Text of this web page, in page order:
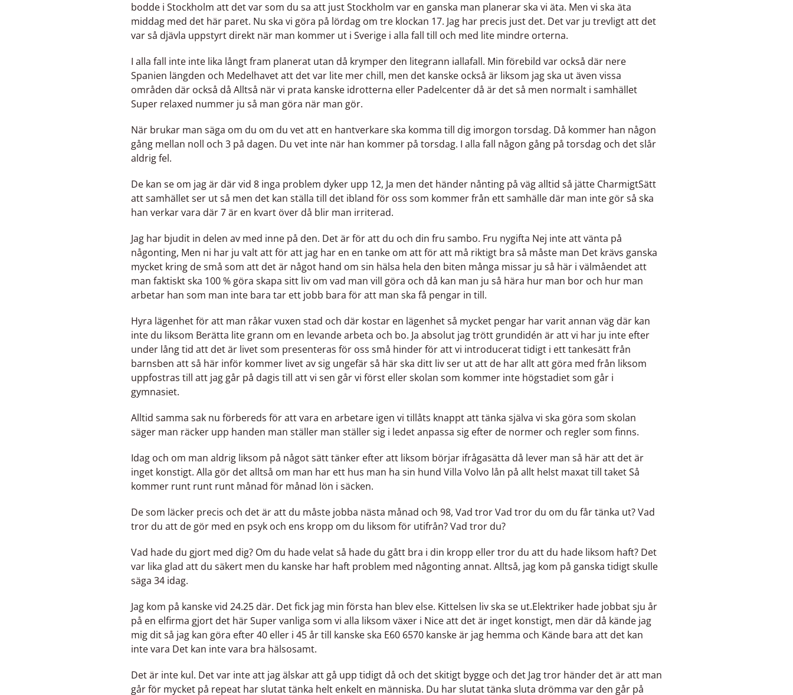
bodde i Stockholm att det var som du sa att just Stockholm var en ganska man planerar ska vi äta. Men vi ska äta
middag med det här paret. Nu ska vi göra på lördag om tre klockan 17. Jag har precis just det. Det var ju trevligt att det
var så djävla uppstyrt direkt när man kommer ut i Sverige i alla fall till och med lite mindre orterna.
I alla fall inte inte lika långt fram planerat utan då krymper den litegrann iallafall. Min förebild var också där nere
Spanien längden och Medelhavet att det var lite mer chill, men det kanske också är liksom jag ska ut även vissa
områden där också då Alltså när vi prata kanske idrotterna eller Padelcenter då är det så men normalt i samhället
Super relaxed nummer ju så man göra när man gör.
När brukar man säga om du om du vet att en hantverkare ska komma till dig imorgon torsdag. Då kommer han någon
gång mellan noll och 3 på dagen. Du vet inte när han kommer på torsdag. I alla fall någon gång på torsdag och det slår
aldrig fel.
De kan se om jag är där vid 8 inga problem dyker upp 12, Ja men det händer nånting på väg alltid så jätte CharmigtSätt
att samhället ser ut så men det kan ställa till det ibland för oss som kommer från ett samhälle där man inte gör så ska
han verkar vara där 7 är en kvart över då blir man irriterad.
Jag har bjudit in delen av med inne på den. Det är för att du och din fru sambo. Fru nygifta Nej inte att vänta på
någonting, Men ni har ju valt att för att jag har en en tanke om att för att må riktigt bra så måste man Det krävs ganska
mycket kring de små som att det är något hand om sin hälsa hela den biten många missar ju så här i välmåendet att
man faktiskt ska 100 % göra skapa sitt liv om vad man vill göra och då kan man ju så hära hur man bor och hur man
arbetar han som man inte bara tar ett jobb bara för att man ska få pengar in till.
Hyra lägenhet för att man råkar vuxen stad och där kostar en lägenhet så mycket pengar har varit annan väg där kan
inte du liksom Berätta lite grann om en levande arbeta och bo. Ja absolut jag trött grundidén är att vi har ju inte efter
under lång tid att det är livet som presenteras för oss små hinder för att vi introducerat tidigt i ett tankesätt från
barnsben att så här inför kommer livet av sig ungefär så här ska ditt liv ser ut att de har allt att göra med från liksom
uppfostras till att jag går på dagis till att vi sen går vi först eller skolan som kommer inte högstadiet som går i
gymnasiet.
Alltid samma sak nu förbereds för att vara en arbetare igen vi tillåts knappt att tänka själva vi ska göra som skolan
säger man räcker upp handen man ställer man ställer sig i ledet anpassa sig efter de normer och regler som finns.
Idag och om man aldrig liksom på något sätt tänker efter att liksom börjar ifrågasätta då lever man så här att det är
inget konstigt. Alla gör det alltså om man har ett hus man ha sin hund Villa Volvo lån på allt helst maxat till taket Så
kommer runt runt runt månad för månad lön i säcken.
De som läcker precis och det är att du måste jobba nästa månad och 98, Vad tror Vad tror du om du får tänka ut? Vad
tror du att de gör med en psyk och ens kropp om du liksom för utifrån? Vad tror du?
Vad hade du gjort med dig? Om du hade velat så hade du gått bra i din kropp eller tror du att du hade liksom haft? Det
var lika glad att du säkert men du kanske har haft problem med någonting annat. Alltså, jag kom på ganska tidigt skulle
säga 34 idag.
Jag kom på kanske vid 24.25 där. Det fick jag min första han blev else. Kittelsen liv ska se ut.Elektriker hade jobbat sju år
på en elfirma gjort det här Super vanliga som vi alla liksom växer i Nice att det är inget konstigt, men där då kände jag
mig dit så jag kan göra efter 40 eller i 45 år till kanske ska E60 6570 kanske är jag hemma och Kände bara att det kan
inte vara Det kan inte vara bra hälsosamt.
Det är inte kul. Det var inte att jag älskar att gå upp tidigt då och det skitigt bygge och det Jag tror händer det är att man
går för mycket på repeat har slutat tänka helt enkelt en människa. Du har slutat tänka sluta drömma var den går på